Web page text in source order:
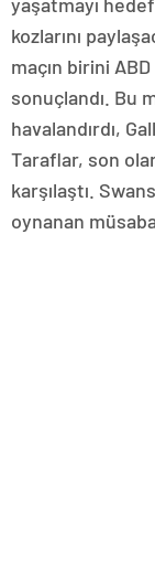
kozlarını
maçın birini
sonuçlandı. Bu
havalandırdı,
Taraflar, son
karşılaştı.
oynanan